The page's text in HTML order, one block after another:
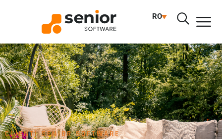
RO
CLIENTI SENIOR SOFTWARE